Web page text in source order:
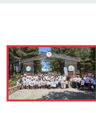
GÜNDEM
Güvenlik
HABERDE İNSAN